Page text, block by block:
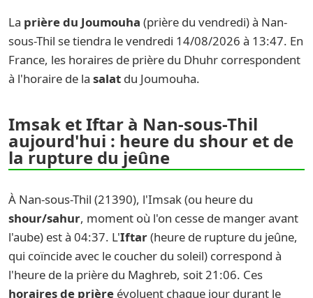
La prière du Joumouha (prière du vendredi) à Nan-
sous-Thil se tiendra le vendredi 14/08/2026 à 13:47. En
France, les horaires de prière du Dhuhr correspondent
à l'horaire de la salat du Joumouha.
Imsak et Iftar à Nan-sous-Thil
aujourd'hui : heure du shour et de
la rupture du jeûne
À Nan-sous-Thil (21390), l'Imsak (ou heure du
shour/sahur, moment où l'on cesse de manger avant
l'aube) est à 04:37. L'Iftar(heure de rupture du jeûne,
qui coïncide avec le coucher du soleil) correspond à
l'heure de la prière du Maghreb, soit 21:06. Ces
horaires de prière évoluent chaque jour durant le